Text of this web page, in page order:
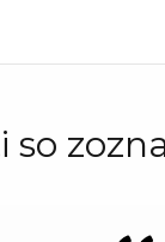
so